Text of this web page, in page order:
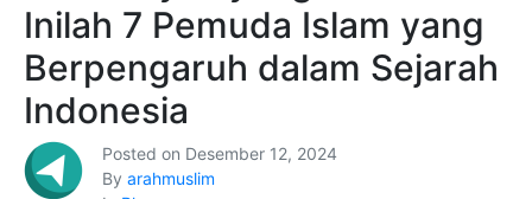
Posted on Desember 12, 2024
By arahmuslim
Inilah 7 Pemuda Islam yang
Berpengaruh dalam Sejarah
Indonesia